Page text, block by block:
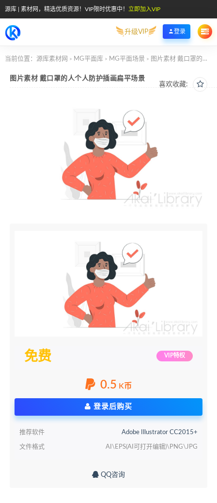
源库 | 素材网，精选优质资源！VIP限时优惠中！ 立即加入VIP
升级VIP 登录
当前位置： 源库素材网 > MG平面库 > MG平面场景 > 图片素材 戴口罩的人个人防护插画扁平场景
喜欢收藏:
图片素材 戴口罩的人个人防护插画扁平场景
免费 VIP特权
0.5 K币
登录后购买
推荐软件 Adobe Illustrator CC2015+
文件格式 AI\EPS(AI可打开编辑)\PNG\JPG
QQ咨询